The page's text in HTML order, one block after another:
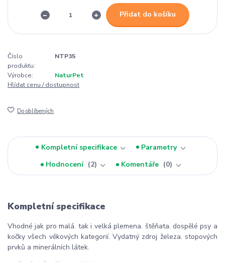
Přidat do košíku
Číslo
produktu:
NTP35
Výrobce:
NaturPet
Hlídat cenu / dostupnost
Do oblíbených
Kompletní specifikace
Parametry
Hodnocení
2 Komentáře 0
Kompletní specifikace
Vhodné jak pro malá. tak i velká plemena. štěňata. dospělé psy a
kočky všech věkových kategorií. Vydatný zdroj železa. stopových
prvků a minerálních látek.